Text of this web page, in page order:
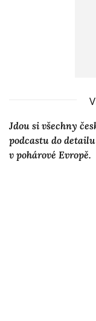
Jdou si všechny
podcastu do
v pohárové Evropě.